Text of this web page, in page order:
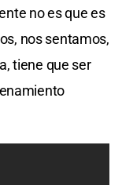
no es que es
nos sentamos,
tiene que ser